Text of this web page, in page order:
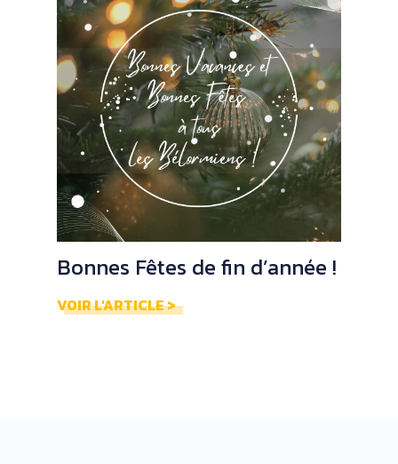
Bonnes Fêtes de fin d’année !
VOIR L'ARTICLE >